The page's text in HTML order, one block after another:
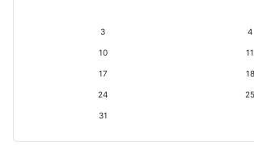
3 4
10 11
17 18
24 25
31